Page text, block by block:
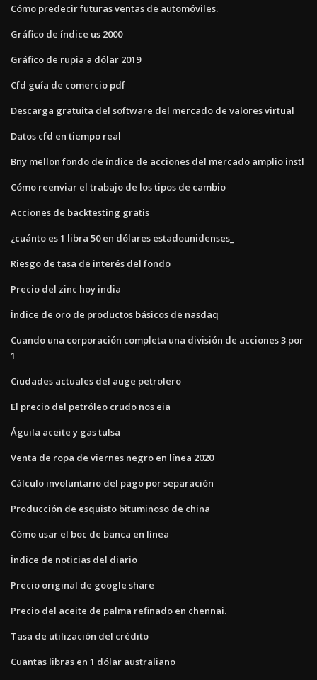
Cómo predecir futuras ventas de automóviles.
Gráfico de índice us 2000
Gráfico de rupia a dólar 2019
Cfd guía de comercio pdf
Descarga gratuita del software del mercado de valores virtual
Datos cfd en tiempo real
Bny mellon fondo de índice de acciones del mercado amplio instl
Cómo reenviar el trabajo de los tipos de cambio
Acciones de backtesting gratis
¿cuánto es 1 libra 50 en dólares estadounidenses_
Riesgo de tasa de interés del fondo
Precio del zinc hoy india
Índice de oro de productos básicos de nasdaq
Cuando una corporación completa una división de acciones 3 por
1
Ciudades actuales del auge petrolero
El precio del petróleo crudo nos eia
Águila aceite y gas tulsa
Venta de ropa de viernes negro en línea 2020
Cálculo involuntario del pago por separación
Producción de esquisto bituminoso de china
Cómo usar el boc de banca en línea
Índice de noticias del diario
Precio original de google share
Precio del aceite de palma refinado en chennai.
Tasa de utilización del crédito
Cuantas libras en 1 dólar australiano